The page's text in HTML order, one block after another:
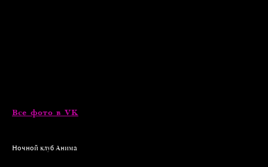
Все фото в VK
Ночной клуб Анима